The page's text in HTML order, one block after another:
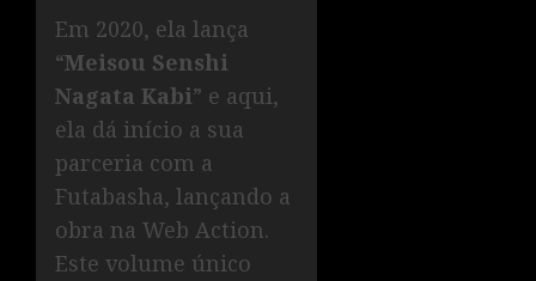
Em 2020, ela lança
“Meisou Senshi
Nagata Kabi” e aqui,
ela dá início a sua
parceria com a
Futabasha, lançando a
obra na Web Action.
Este volume único